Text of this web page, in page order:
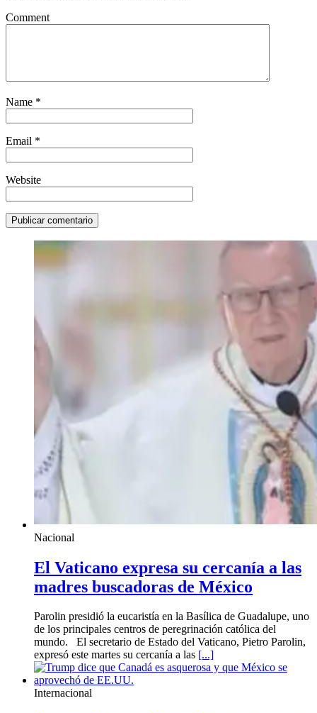
Comment
Name *
Email *
Website
Nacional
El Vaticano expresa su cercanía a las
madres buscadoras de México
Parolin presidió la eucaristía en la Basílica de Guadalupe, uno
de los principales centros de peregrinación católica del
mundo. El secretario de Estado del Vaticano, Pietro Parolin,
expresó este martes su cercanía a las [...]
Internacional